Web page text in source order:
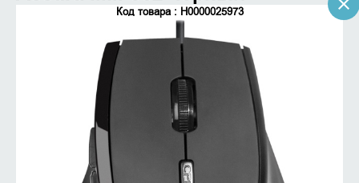
Код товара : Н0000025973